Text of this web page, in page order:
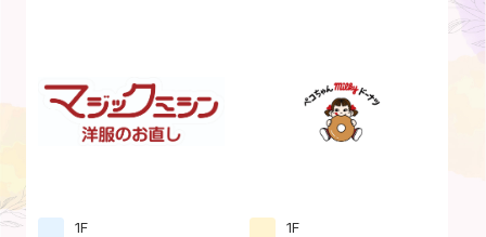
1F 1F